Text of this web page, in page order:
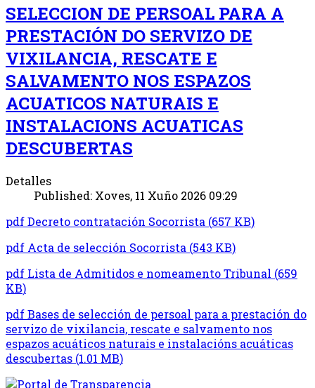
SELECCION DE PERSOAL PARA A
PRESTACIÓN DO SERVIZO DE
VIXILANCIA, RESCATE E
SALVAMENTO NOS ESPAZOS
ACUATICOS NATURAIS E
INSTALACIONS ACUATICAS
DESCUBERTAS
Detalles
Published: Xoves, 11 Xuño 2026 09:29
pdfDecreto contratación Socorrista (657 KB)
pdf Acta de selección Socorrista (543 KB)
pdf Lista de Admitidos e nomeamento Tribunal (659
KB)
pdfBases de selección de persoal para a prestación do
servizo de vixilancia, rescate e salvamento nos
espazos acuáticos naturais e instalacións acuáticas
descubertas (1.01 MB)